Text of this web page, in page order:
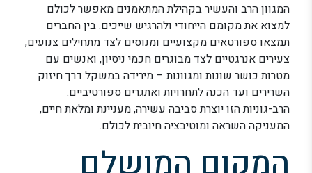
המגוון הרב והעשיר בקהילת המתאמנים מאפשר לכולם
למצוא את מקומם הייחודי ולהרגיש שייכים. בין החברים
תמצאו ספורטאים מקצועיים ומנוסים לצד מתחילים צנועים,
צעירים אנרגטיים לצד מבוגרים חכמי ניסיון, ואנשים עם
מטרות כושר שונות ומגוונות – מירידה במשקל דרך חיזוק
השרירים ועד הכנה לתחרויות ואתגרים ספורטיביים.
הרב-גוניות הזו יוצרת סביבה עשירה, מעניינת ומלאת חיים,
המעניקה השראה ומוטיבציה חיובית לכולם.